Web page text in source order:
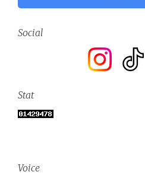
Social
Stat
Voice